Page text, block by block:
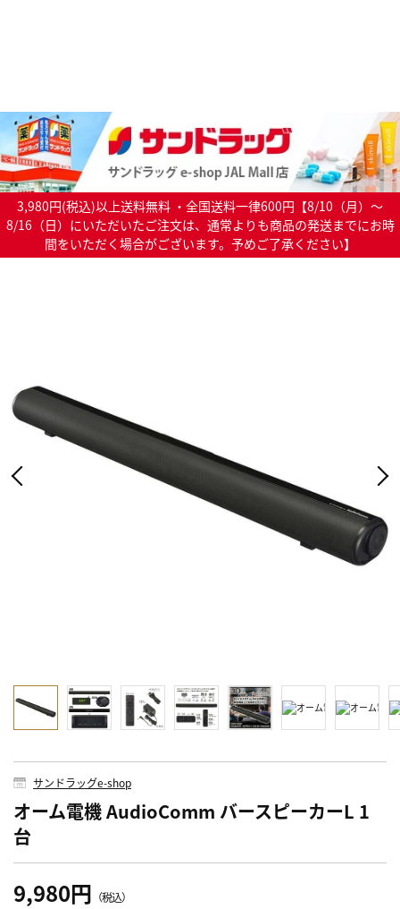
3,980円(税込)以上送料無料 ・全国送料一律600円【8/10（月）～
8/16（日）にいただいたご注文は、通常よりも商品の発送までにお時
間をいただく場合がございます。予めご了承ください】
サンドラッグe-shop
オーム電機 AudioComm バースピーカーL 1
台
9,980円 （税込）